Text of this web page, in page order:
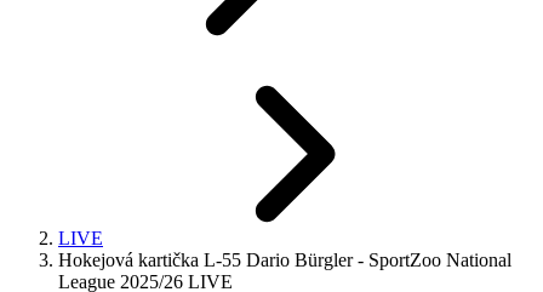
LIVE
Hokejová kartička L-55 Dario Bürgler - SportZoo National
League 2025/26 LIVE